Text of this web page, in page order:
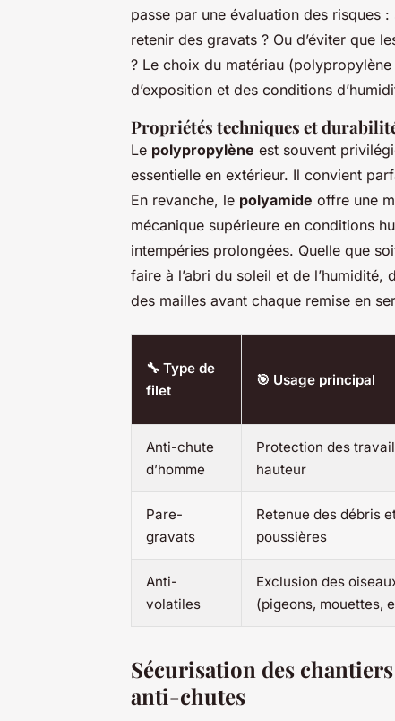
passe par une évaluation des risques
retenir des gravats ? Ou d’éviter que
? Le choix du matériau
d’exposition et des conditions
Propriétés techniques et
Le polypropylène est souvent
essentielle en extérieur. Il convient
En revanche, le polyamide offre une
mécanique supérieure en conditions
intempéries prolongées. Quelle que
faire à l’abri du soleil et de
des mailles avant chaque remise en
🔧 Type de
filet
🎯 Usage principal
Anti-chute
d’homme
Protection des
hauteur
Pare-
gravats
Retenue des débris
poussières
Anti-
volatiles
Exclusion des
(pigeons, mouettes,
Sécurisation des
anti-chutes